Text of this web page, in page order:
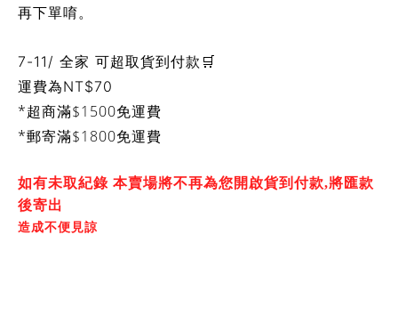
再下單唷。
7-11/ 全家 可超取貨到付款🛒
運費為NT$70
*超商滿$1500免運費
*郵寄滿$1800免運費
如有未取紀錄 本賣場將不再為您開啟貨到付款,將匯款
後寄出
造成不便見諒